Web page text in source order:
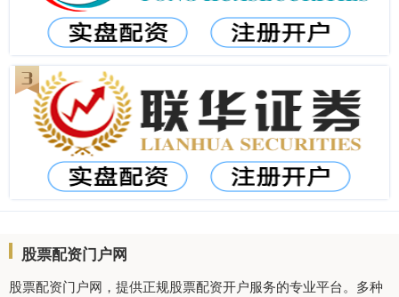
股票配资门户网
股票配资门户网，提供正规股票配资开户服务的专业平台。多种